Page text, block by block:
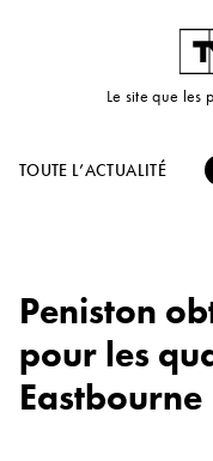
Le site que les
TOUTE L’ACTUALITÉ
Peniston
pour les
Eastbourne